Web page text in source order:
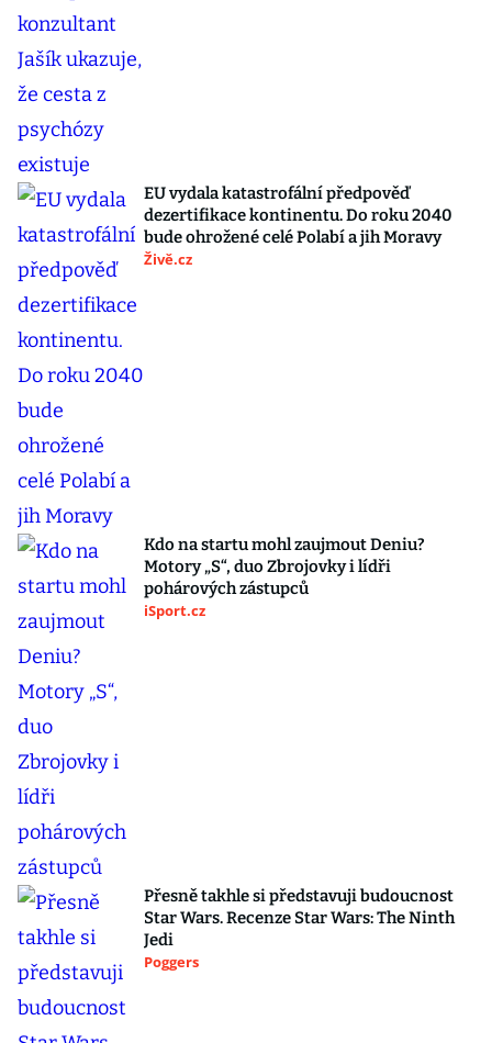
EU vydala katastrofální předpověď
dezertifikace kontinentu. Do roku 2040
bude ohrožené celé Polabí a jih Moravy
Živě.cz
Kdo na startu mohl zaujmout Deniu?
Motory „S“, duo Zbrojovky i lídři
pohárových zástupců
iSport.cz
Přesně takhle si představuji budoucnost
Star Wars. Recenze Star Wars: The Ninth
Jedi
Poggers